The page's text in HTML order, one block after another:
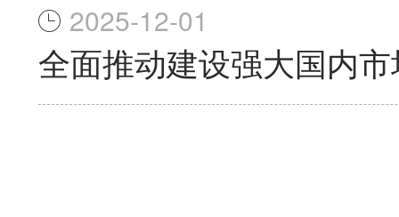
2025-12-01
全面推动建设强大国内